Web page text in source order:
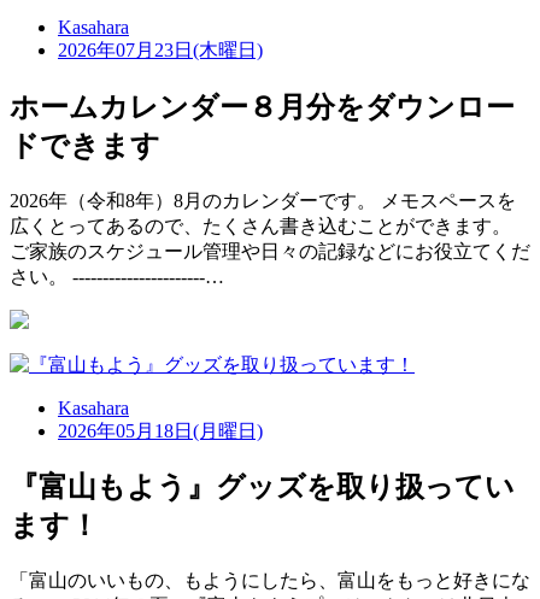
Kasahara
2026年07月23日(木曜日)
ホームカレンダー８月分をダウンロー
ドできます
2026年（令和8年）8月のカレンダーです。 メモスペースを
広くとってあるので、たくさん書き込むことができます。
ご家族のスケジュール管理や日々の記録などにお役立てくだ
さい。 ‐‐‐‐‐‐‐‐‐‐‐‐‐‐‐‐‐‐‐‐‐‐…
Kasahara
2026年05月18日(月曜日)
『富山もよう』グッズを取り扱ってい
ます！
「富山のいいもの、もようにしたら、富山をもっと好きにな